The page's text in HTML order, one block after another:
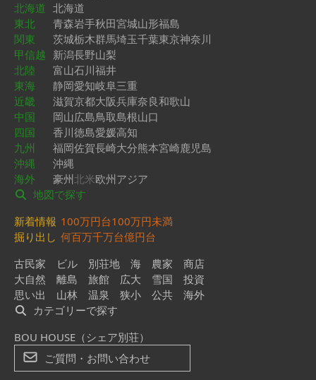
北海道 北海道
東北
青森岩手秋田宮城山形福島
関東
茨城栃木群馬埼玉千葉東京神奈川
甲信越 新潟長野山梨
北陸
富山石川福井
東海
静岡愛知岐阜三重
近畿
滋賀京都大阪兵庫奈良和歌山
中国
岡山広島鳥取島根山口
四国
香川徳島愛媛高知
九州
福岡佐賀長崎大分熊本宮崎鹿児島
沖縄
沖縄
海外
豪州北米欧州アジア
地図で探す
新着情報 100万円台100万円未満
掘り出し 何百万千万台億円台
古民家
ビル 別荘地 海 農家
商店
大自然
離島 旅館 広大 雪国
投資
思い出
山林 温泉 狭小 公共
海外
カテゴリーで探す
BOU HOUSE（シェア別荘）
ご質問・お問い合わせ